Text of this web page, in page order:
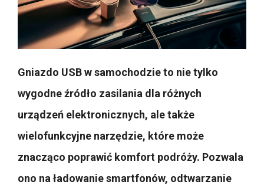
Gniazdo USB w samochodzie to nie tylko
wygodne źródło zasilania dla różnych
urządzeń elektronicznych, ale także
wielofunkcyjne narzędzie, które może
znacząco poprawić komfort podróży. Pozwala
ono na ładowanie smartfonów, odtwarzanie